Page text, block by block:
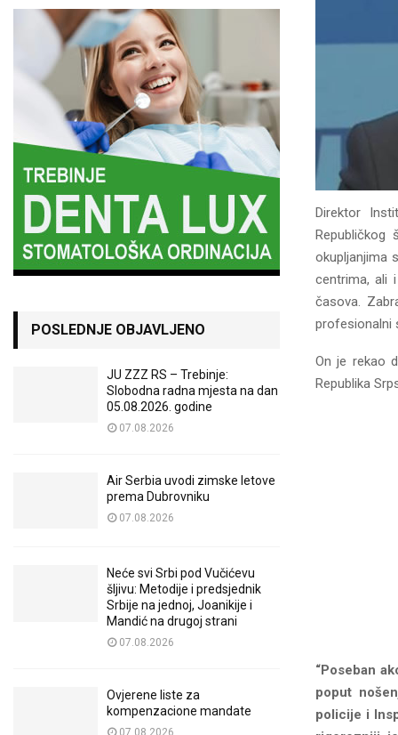
Direktor
okupljanjima
centrima, ali
časova.
profesionalni
On je rekao
Republika
“Poseban
poput
policije i
POSLEDNJE OBJAVLJENO
JU ZZZ RS – Trebinje:
Slobodna radna mjesta na dan
05.08.2026. godine
07.08.2026
Air Serbia uvodi zimske letove
prema Dubrovniku
07.08.2026
Neće svi Srbi pod Vučićevu
šljivu: Metodije i predsjednik
Srbije na jednoj, Joanikije i
Mandić na drugoj strani
07.08.2026
Ovjerene liste za
kompenzacione mandate